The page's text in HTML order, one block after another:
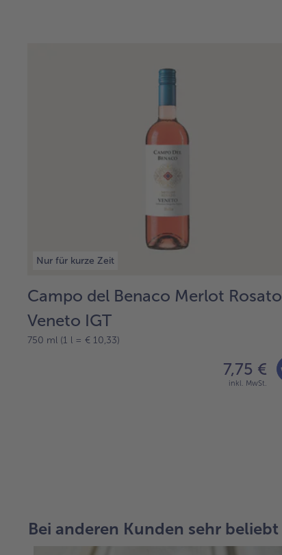
Nur für kurze Zeit
Campo del Benaco Merlot Rosato
Veneto IGT
750 ml (1 l = € 10,33)
7,75 €
inkl. MwSt.
Übersicht.
Bei anderen Kunden sehr beliebt